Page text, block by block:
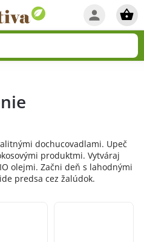
dochucovadlami. Upeč
produktmi. Vytváraj
olejmi. Začni deň s lahodnými
predsa cez žalúdok.